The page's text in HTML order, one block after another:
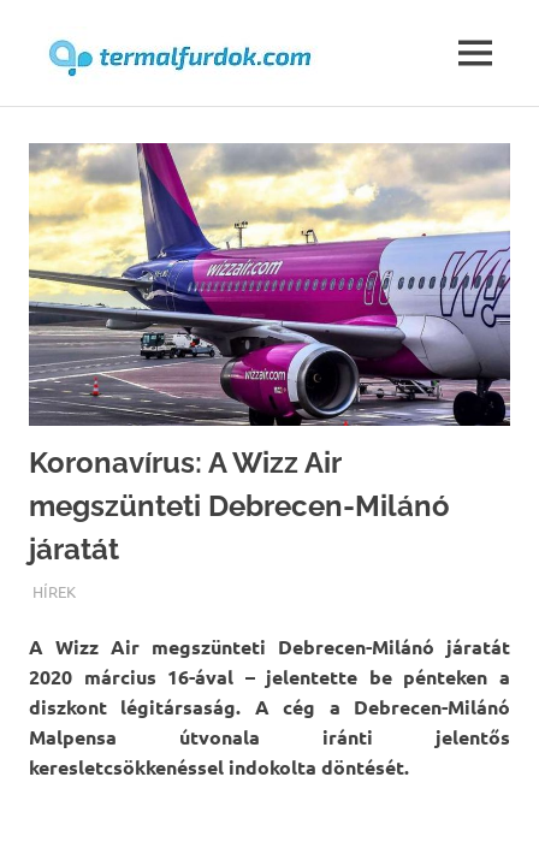
content
MENU
Koronavírus: A Wizz Air
megszünteti Debrecen-Milánó
járatát
TERMALFURDOK.COM
HÍREK
A Wizz Air megszünteti Debrecen-Milánó járatát
2020 március 16-ával – jelentette be pénteken a
diszkont légitársaság. A cég a Debrecen-Milánó
Malpensa útvonala iránti jelentős
keresletcsökkenéssel indokolta döntését.